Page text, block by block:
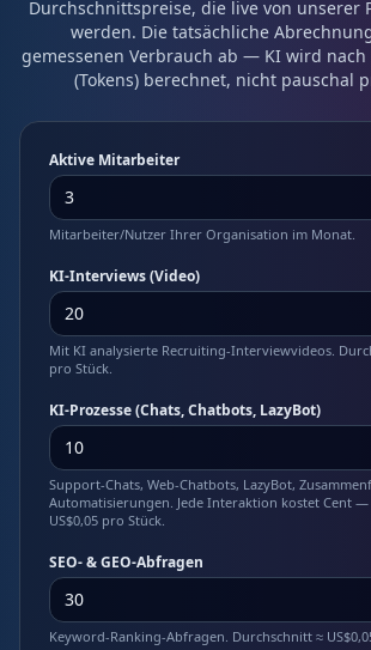
Durchschnittspreise, die live von unserer
werden. Die tatsächliche
gemessenen Verbrauch ab — KI wird nach
(Tokens) berechnet, nicht pauschal
Aktive Mitarbeiter
Mitarbeiter/Nutzer Ihrer Organisation im Monat.
KI-Interviews (Video)
Mit KI analysierte Recruiting-Interviewvideos.
pro Stück.
KI-Prozesse (Chats, Chatbots, LazyBot)
Support-Chats, Web-Chatbots, LazyBot,
Automatisierungen. Jede Interaktion kostet Cent
US$0,05 pro Stück.
SEO- & GEO-Abfragen
Keyword-Ranking-Abfragen. Durchschnitt ≈